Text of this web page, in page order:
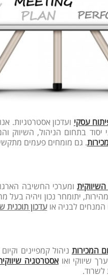
עסקי ועדכון אסטרטגיות.
בתחום הניהול, השיווק
. גם מומחים פעמים
ומערכי החשיבה
יתומחר נכון ויהיה בעל
המנחים לבניה אועדכון תוכנית
המכירות ניהול קמפיינים
שיווקי ואואסטרטגיה
לשרוד.